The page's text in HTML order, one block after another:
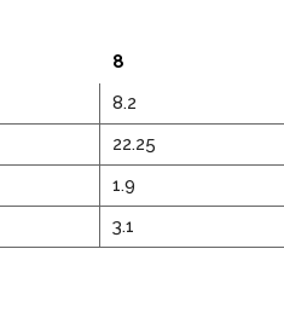
8
8.2
22.25
1.9
3.1